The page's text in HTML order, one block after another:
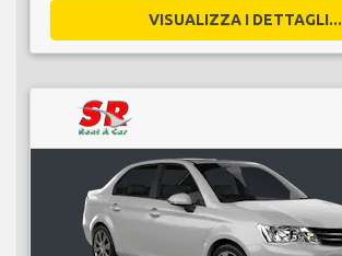
VISUALIZZA I DETTAGLI...